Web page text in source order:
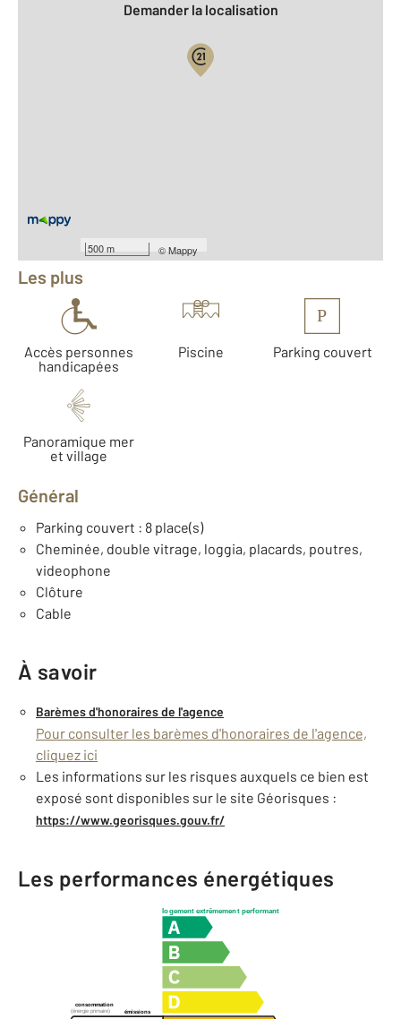
500 m ©Mappy
Demander la localisation
Équipements
Les plus
Accès personnes
handicapées
Piscine
P
Parking couvert
Panoramique mer
et village
Général
Parking couvert : 8 place(s)
Cheminée, double vitrage, loggia, placards, poutres,
videophone
Clôture
Cable
À savoir
Barèmes d'honoraires de l'agence
Pour consulter les barèmes d'honoraires de l'agence,
cliquez ici
Les informations sur les risques auxquels ce bien est
exposé sont disponibles sur le site Géorisques :
https://www.georisques.gouv.fr/
Les performances énergétiques
logement extrêmement performant
consommation
émissions
(énergie primaire)